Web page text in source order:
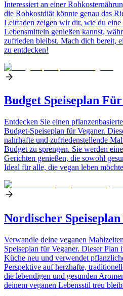
Interessiert an einer
die Rohkostdiät könnte genau das
Leitfaden zeigen wir dir, wie du
Lebensmitteln genießen kannst,
zufrieden bleibst. Mach dich bereit,
zu entdecken!
Budget Speiseplan
Entdecken Sie einen
Budget-Speiseplan für Veganer.
nahrhafte und zufriedenstellende
Budget zu sprengen. Sie werden
Gerichten genießen, die sowohl
Ideal für alle, die vegan leben
Nordischer
Verwandle deine veganen
Speiseplan für Veganer. Dieser
Küche neu und verwendet
Perspektive auf herzhafte,
die lebendigen und gesunden
deinem veganen Lebensstil treu